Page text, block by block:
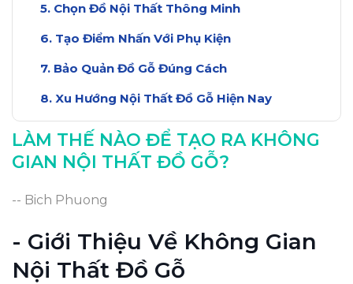
Chọn Đồ Nội Thất Thông Minh
Tạo Điểm Nhấn Với Phụ Kiện
Bảo Quản Đồ Gỗ Đúng Cách
Xu Hướng Nội Thất Đồ Gỗ Hiện Nay
Kết Luận Về Không Gian Nội Thất
LÀM THẾ NÀO ĐỂ TẠO RA KHÔNG
GIAN NỘI THẤT ĐỒ GỖ?
-- Bich Phuong
- Giới Thiệu Về Không Gian
Nội Thất Đồ Gỗ